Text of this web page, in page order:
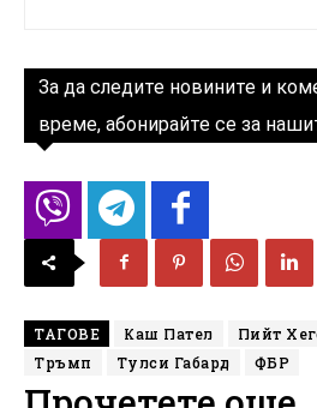
За да следите новините и
време, абонирайте се за
ТАГОВЕ Каш Пател Пийт
Тръмп
Тулси Габард ФБР